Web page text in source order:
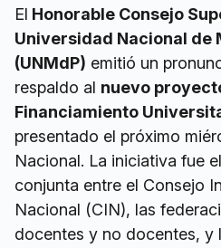
El Honorable Consejo
Universidad Nacional de
(UNMdP) emitió un
respaldo al nuevo
Financiamiento
presentado el próximo
Nacional. La iniciativa fue
conjunta entre el Consejo
Nacional (CIN), las
docentes y no docentes, y